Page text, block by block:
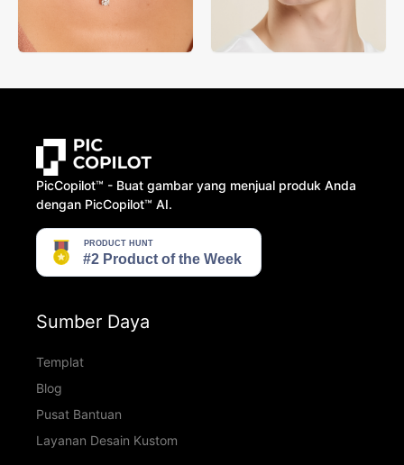
PicCopilot™️ - Buat gambar yang menjual produk Anda
dengan PicCopilot™️ AI.
Sumber Daya
Templat
Blog
Pusat Bantuan
Layanan Desain Kustom